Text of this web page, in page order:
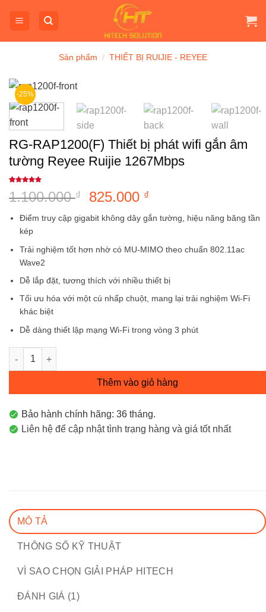
qua
Sản phẩm / THIẾT BỊ RUIJIE - REYEE
-25%
RG-RAP1200(F) Thiết bị phát wifi gắn âm
tường Reyee Ruijie 1267Mbps
dựa trên
đánh giá
1.100.000₫
Giá
gốc
là:
825.000 ₫
hiện
tại
825.000 ₫.
Điểm truy cập gigabit không dây gắn tường, hiệu năng băng tần
kép
Trải nghiệm tốt hơn nhờ có MU-MIMO theo chuẩn 802.11ac
Wave2
Dễ lắp đặt, tương thích với nhiều thiết bị
Tối ưu hóa với một cú nhấp chuột, mang lại trải nghiệm Wi-Fi
khác biệt
Dễ dàng thiết lập mạng Wi-Fi trong vòng 3 phút
RG-RAP1200(F) Thiết bị phát wifi gắn âm tường Reyee Ruijie
Thêm vào giỏ hàng
Bảo hành chính hãng: 36 tháng.
Liên hệ để cập nhật tình trạng hàng và giá tốt nhất
MÔ TẢ
THÔNG SỐ KỸ THUẬT
VÌ SAO CHỌN GIẢI PHÁP HITECH
ĐÁNH GIÁ (1)